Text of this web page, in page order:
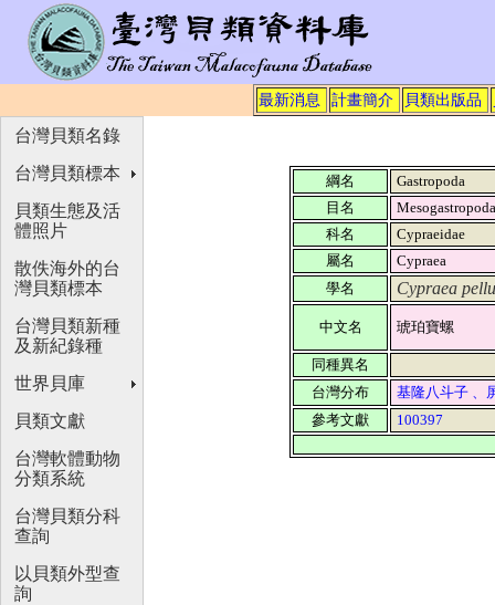
最新消息 計畫簡介 貝類出版品
綱名
Gastropoda
目名
科名
Cypraeidae
屬名
Cypraea
學名
Cypraea
中文名 琥珀寶螺
同種異名
台灣分布
基隆八斗子 、
參考文獻
100397
台灣貝類名錄
台灣貝類標本
貝類生態及活
體照片
散佚海外的台
灣貝類標本
台灣貝類新種
及新紀錄種
世界貝庫
貝類文獻
台灣軟體動物
分類系統
台灣貝類分科
查詢
以貝類外型查
詢